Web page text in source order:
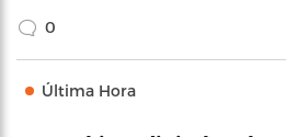
0
Última Hora